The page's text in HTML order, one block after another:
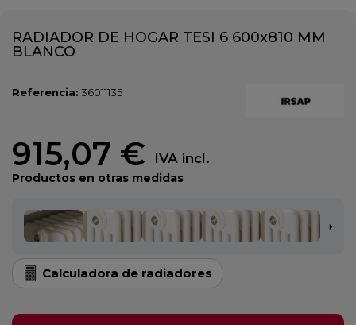
RADIADOR DE HOGAR TESI 6 600x810 MM
BLANCO
Referencia: 36011135
915,07 € IVA incl.
Productos en otras medidas
Calculadora de radiadores